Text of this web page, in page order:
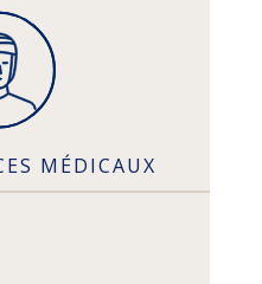
MÉDICAUX